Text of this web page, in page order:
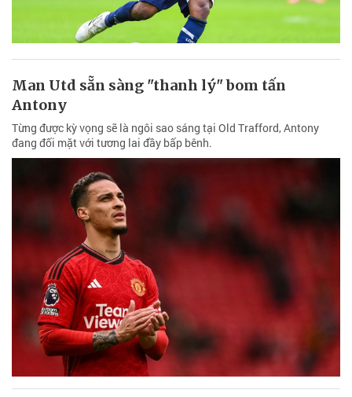
Man Utd sẵn sàng "thanh lý" bom tấn
Antony
Từng được kỳ vọng sẽ là ngôi sao sáng tại Old Trafford, Antony
đang đối mặt với tương lai đầy bấp bênh.